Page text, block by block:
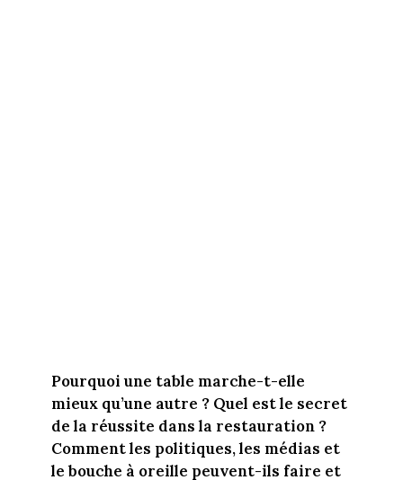
Pourquoi une table marche-t-elle
mieux qu’une autre ? Quel est le secret
de la réussite dans la restauration ?
Comment les politiques, les médias et
le bouche à oreille peuvent-ils faire et